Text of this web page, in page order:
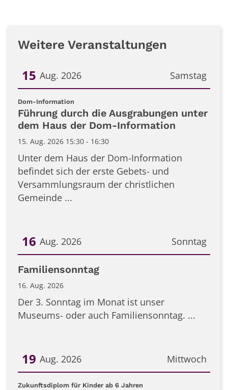
Weitere Veranstaltungen
Samstag
15 Aug. 2026
Datum: 15. August 2026
Dom-Information
Führung durch die Ausgrabungen unter
dem Haus der Dom-Information
15. Aug. 2026 15:30 - 16:30
Unter dem Haus der Dom-Information
befindet sich der erste Gebets- und
Versammlungsraum der christlichen
Gemeinde ...
Sonntag
16 Aug. 2026
Datum: 16. August 2026
Familiensonntag
16. Aug. 2026
Der 3. Sonntag im Monat ist unser
Museums- oder auch Familiensonntag. ...
Mittwoch
19 Aug. 2026
Datum: 19. August 2026
Zukunftsdiplom für Kinder ab 6 Jahren